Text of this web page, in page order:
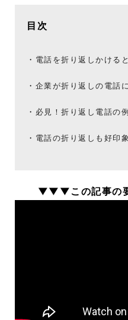
目次
電話を折り返しかける
企業が折り返しの電話
必見！折り返し電話の
電話の折り返しも好印
▼▼▼この記事の